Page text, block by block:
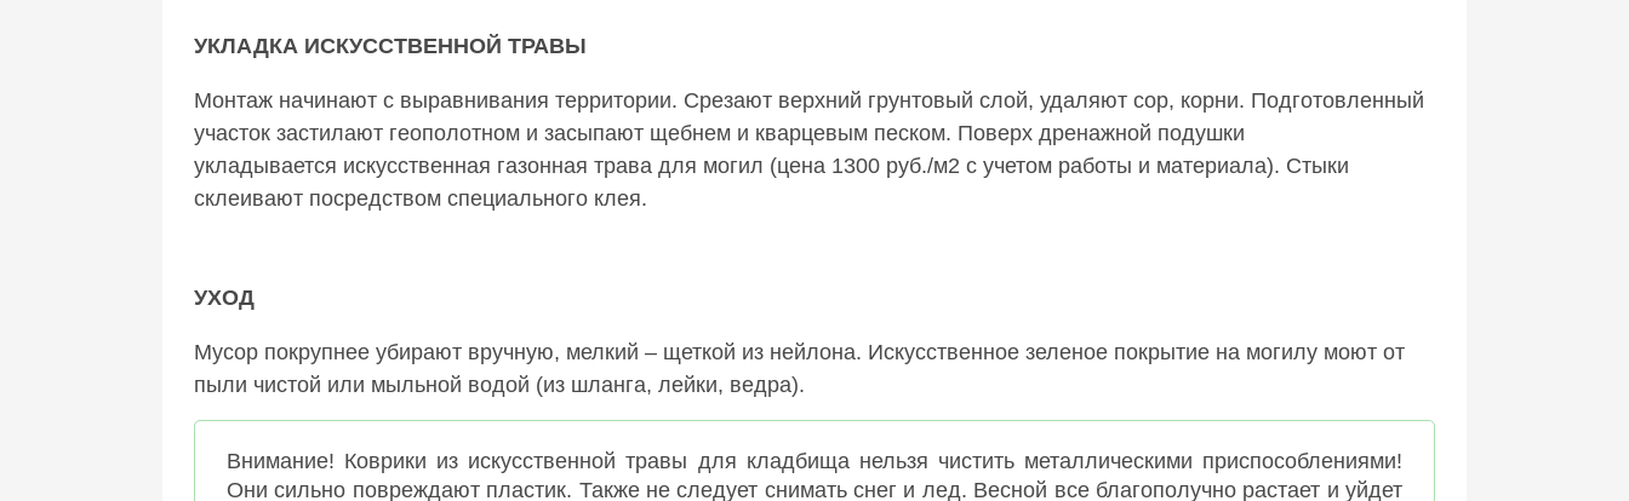
УКЛАДКА ИСКУССТВЕННОЙ ТРАВЫ
Монтаж начинают с выравнивания территории. Срезают верхний грунтовый слой, удаляют сор, корни. Подготовленный
участок застилают геополотном и засыпают щебнем и кварцевым песком. Поверх дренажной подушки
укладывается искусственная газонная трава для могил (цена 1300 руб./м2 с учетом работы и материала). Стыки
склеивают посредством специального клея.
УХОД
Мусор покрупнее убирают вручную, мелкий – щеткой из нейлона. Искусственное зеленое покрытие на могилу моют от
пыли чистой или мыльной водой (из шланга, лейки, ведра).
Внимание! Коврики из искусственной травы для кладбища нельзя чистить металлическими приспособлениями!
Они сильно повреждают пластик. Также не следует снимать снег и лед. Весной все благополучно растает и уйдет